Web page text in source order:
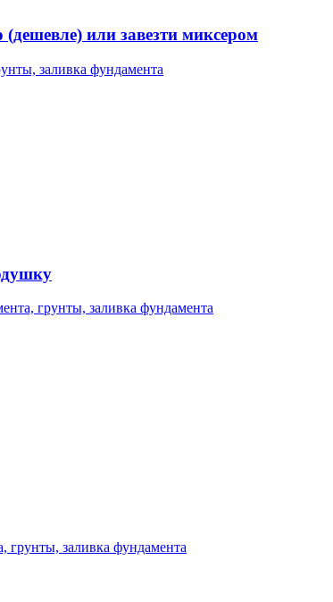
или завезти миксером
заливка фундамента
грунты, заливка фундамента
грунты, заливка фундамента